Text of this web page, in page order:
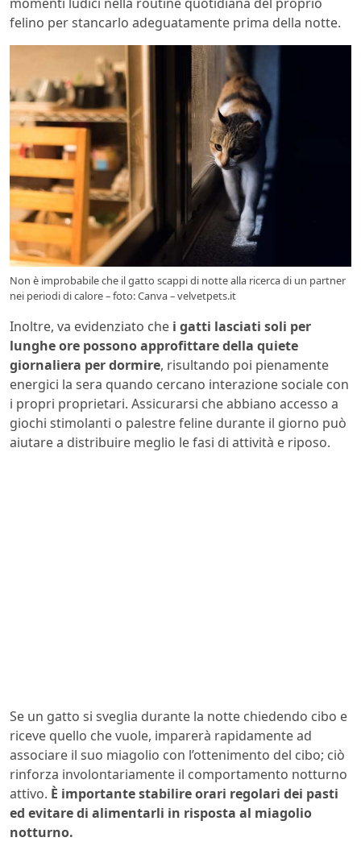
felino per stancarlo adeguatamente prima della notte.
Non è improbabile che il gatto scappi di notte alla ricerca di un partner
nei periodi di calore – foto: Canva – velvetpets.it
Inoltre, va evidenziato che i gatti lasciati soli per
lunghe ore possono approfittare della quiete
giornaliera per dormire, risultando poi pienamente
energici la sera quando cercano interazione sociale con
i propri proprietari. Assicurarsi che abbiano accesso a
giochi stimolanti o palestre feline durante il giorno può
aiutare a distribuire meglio le fasi di attività e riposo.
Se un gatto si sveglia durante la notte chiedendo cibo e
riceve quello che vuole, imparerà rapidamente ad
associare il suo miagolio con l’ottenimento del cibo; ciò
rinforza involontariamente il comportamento notturno
attivo. È importante stabilire orari regolari dei pasti
ed evitare di alimentarli in risposta al miagolio
notturno.